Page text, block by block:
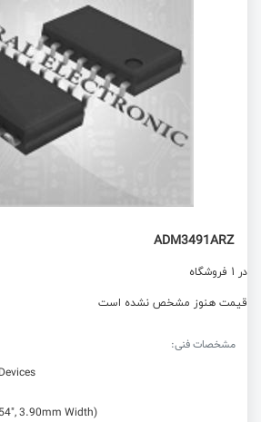
ADM3491ARZ
در 1 فروشگاه
قیمت هنوز مشخص نشده است
مشخصات فنی:
3.90mm Width)